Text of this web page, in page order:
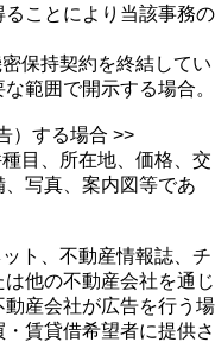
ことにより当該事務の
保持契約を終結してい
範囲で開示する場合。
）する場合 >>
目、所在地、価格、交
写真、案内図等であ
ト、不動産情報誌、チ
他の不動産会社を通じ
産会社が広告を行う場
賃貸借希望者に提供さ